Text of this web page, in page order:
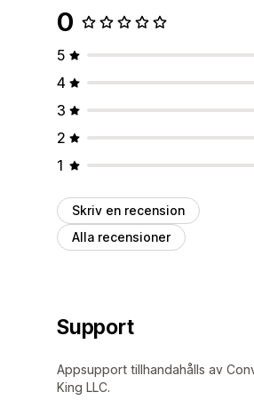
0
5
4
3
2
1
Skriv en recension
Alla recensioner
Support
Appsupport tillhandahålls av
King LLC.